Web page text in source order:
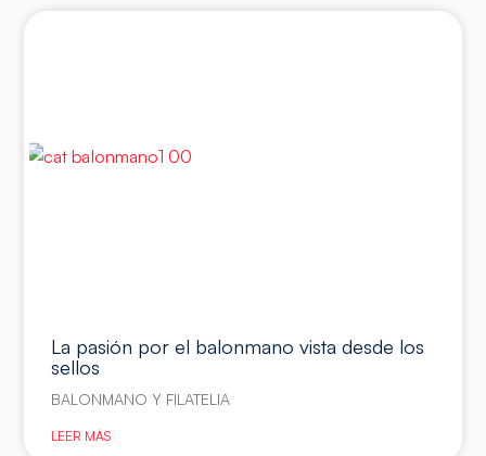
La pasión por el balonmano vista desde los
sellos
BALONMANO Y FILATELIA
LEER MÁS